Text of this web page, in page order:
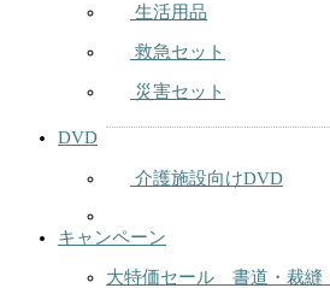
生活用品
救急セット
災害セット
DVD
介護施設向けDVD
キャンペーン
大特価セール 書道・裁縫